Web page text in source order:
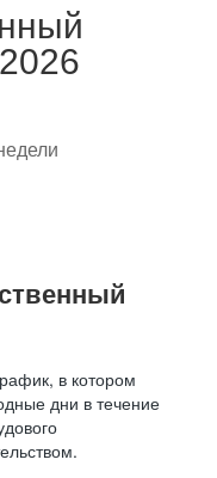
в котором
дни в течение